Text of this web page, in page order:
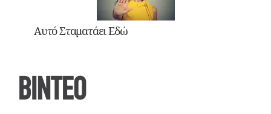
Αυτό Σταματάει Εδώ
ΒΙΝΤΕΟ